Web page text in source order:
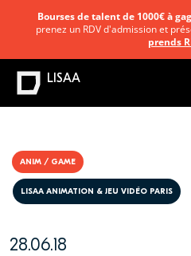
ANIM / GAME
28.06.18
LISAA ANIMATION & JEU VIDÉO PARIS
Bourses de talent de 1000€ à
prenez un RDV d'admission et
prends
LISAA